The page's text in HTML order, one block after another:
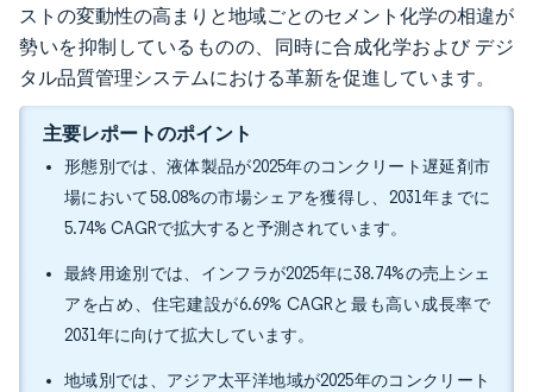
ストの変動性の高まりと地域ごとのセメント化学の相違が
勢いを抑制しているものの、同時に合成化学および デジ
タル品質管理システムにおける革新を促進しています。
主要レポートのポイント
形態別では、液体製品が2025年のコンクリート遅延剤市
場において58.08%の市場シェアを獲得し、2031年までに
5.74% CAGRで拡大すると予測されています。
最終用途別では、インフラが2025年に38.74%の売上シェ
アを占め、住宅建設が6.69% CAGRと最も高い成長率で
2031年に向けて拡大しています。
地域別では、アジア太平洋地域が2025年のコンクリート